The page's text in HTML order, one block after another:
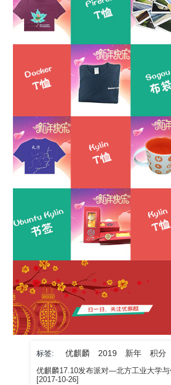
标签: 优麒麟 2019 新年 积分
优麒麟17.10发布派对—北方工业大学与
[2017-10-26]